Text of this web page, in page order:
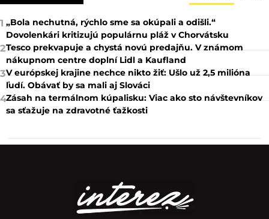
1 „Bola nechutná, rýchlo sme sa okúpali a odišli.“
Dovolenkári kritizujú populárnu pláž v Chorvátsku
2Tesco prekvapuje a chystá novú predajňu. V známom
nákupnom centre doplní Lidl a Kaufland
3V európskej krajine nechce nikto žiť: Ušlo už 2,5 milióna
ľudí. Obávať by sa mali aj Slováci
4Zásah na termálnom kúpalisku: Viac ako sto návštevníkov
sa sťažuje na zdravotné ťažkosti